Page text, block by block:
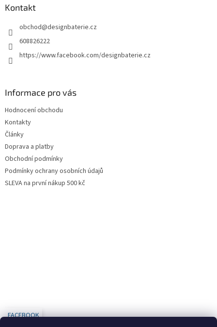
Kontakt
obchod@designbaterie.cz
608826222
https://www.facebook.com/designbaterie.cz
Informace pro vás
Hodnocení obchodu
Kontakty
Články
Doprava a platby
Obchodní podmínky
Podmínky ochrany osobních údajů
SLEVA na první nákup 500 kč
FACEBOOK